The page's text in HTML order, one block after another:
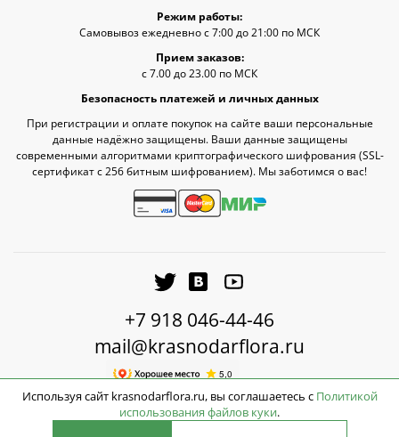
Используя сайт krasnodarflora.ru, вы соглашаетесь с Политикой
использования файлов куки.
Режим работы:
Самовывоз ежедневно с 7:00 до 21:00 по МСК
Прием заказов:
с 7.00 до 23.00 по МСК
Безопасность платежей и личных данных
При регистрации и оплате покупок на сайте ваши персональные
данные надёжно защищены. Ваши данные защищены
современными алгоритмами криптографического шифрования (SSL-
сертификат c 256 битным шифрованием). Мы заботимся о вас!
+7 918 046-44-46
mail@krasnodarflora.ru